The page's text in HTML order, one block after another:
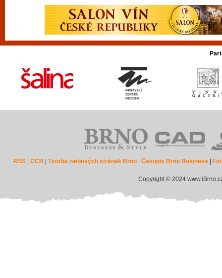
RSS |CCB |Tvorba webových stránek Brno |Časopis Brno Business
Copyright © 2024